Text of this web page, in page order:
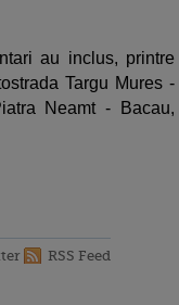
au inclus, printre
Targu Mures -
Neamt - Bacau,
RSS Feed